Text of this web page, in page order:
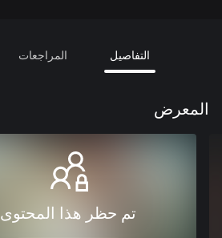
التفاصيل المراجعات
المعرض
تم حظر هذا المحتوى